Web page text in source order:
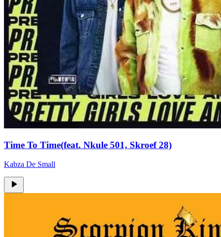
Time To Time(feat. Nkule 501, Skroef 28)
Kabza De Small